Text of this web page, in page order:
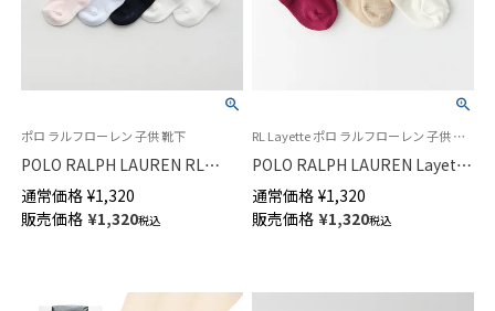
ポロ ラルフローレン 子供 靴下
POLO RALPH LAUREN RL
Layette 日本製 POLOロゴ刺繍
リブ クルー丈 ソックス キッズ
04885506
通常価格 ¥1,320
販売価格 ¥1,320税込
RL Layette ポロ ラルフローレン 子供 靴下 2024FW
POLO RALPH LAUREN Layette
足底滑り止め付き アランアイル
ベア ポロベア ベビーソックス
04883175
通常価格 ¥1,320
販売価格 ¥1,320税込